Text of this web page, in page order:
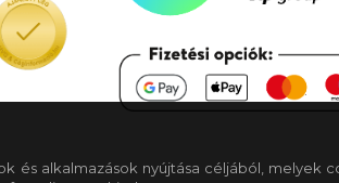
és alkalmazások nyújtása céljából, melyek